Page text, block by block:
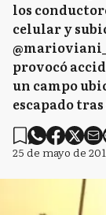
los
celular y
provocó
un campo
escapado
25 de mayo de